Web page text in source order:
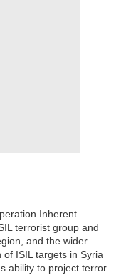
Inherent
terrorist group and
and the wider
ISIL targets in Syria
ability to project terror